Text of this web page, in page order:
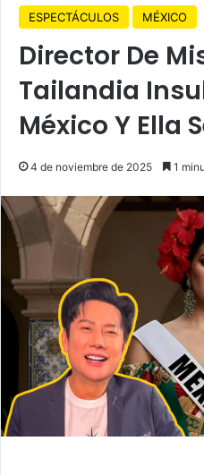
ESPECTÁCULOS MÉXICO
Director De
Tailandia
México Y Ella
4 de noviembre de 2025 1